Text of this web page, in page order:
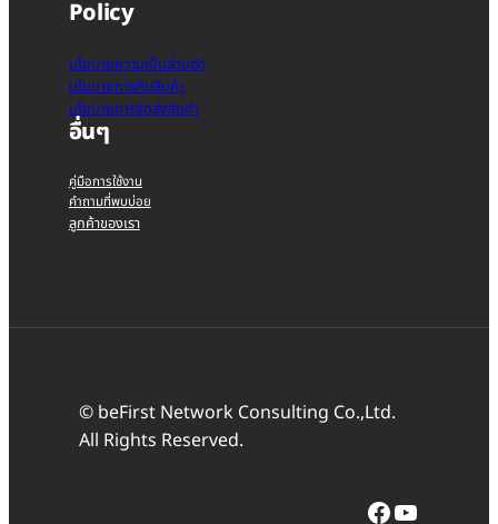
Policy
นโยบายความเป็นส่วนตัว
นโยบายการคืนสินค้า
นโยบายการจัดส่งสินค้า
อื่นๆ
คู่มือการใช้งาน
คำถามที่พบบ่อย
ลูกค้าของเรา
© beFirst Network Consulting Co.,Ltd.
All Rights Reserved.
Facebook YouTube